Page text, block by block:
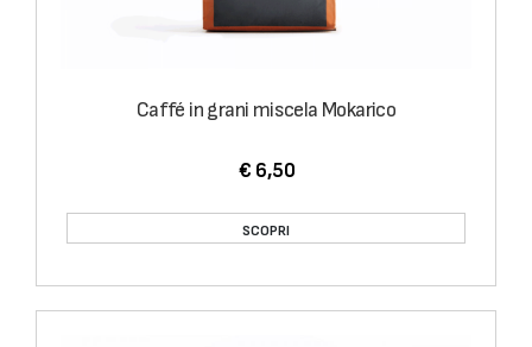
Caffé in grani miscela Mokarico
€ 6,50
SCOPRI